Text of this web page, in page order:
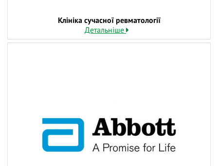
Клініка сучасної ревматології
Детальніше